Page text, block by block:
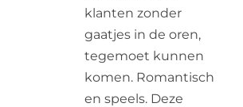
klanten zonder
gaatjes in de oren,
tegemoet kunnen
komen. Romantisch
en speels. Deze